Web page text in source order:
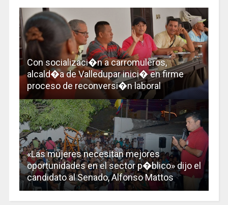
Con socializaci�n a carromuleros,
alcald�a de Valledupar inici� en firme
proceso de reconversi�n laboral
«Las mujeres necesitan mejores
oportunidades en el sector p�blico» dijo el
candidato al Senado, Alfonso Mattos